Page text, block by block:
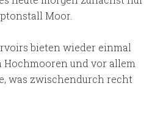
Moor.
bieten wieder einmal
Hochmooren und vor allem
was zwischendurch recht